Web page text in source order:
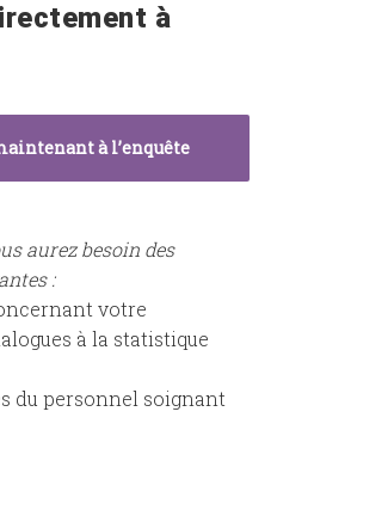
à
à l’enquête
aurez besoin des
:
votre
à la statistique
du personnel soignant